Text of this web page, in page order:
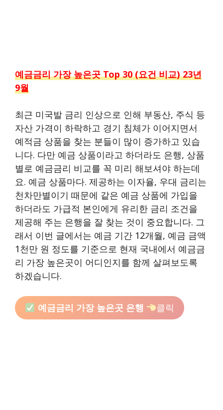
예금금리 가장 높은곳 Top 30 (요건 비교) 23년
9월
최근 미국발 금리 인상으로 인해 부동산, 주식 등
자산 가격이 하락하고 경기 침체가 이어지면서
예적금 상품을 찾는 분들이 많이 증가하고 있습
니다. 다만 예금 상품이라고 하더라도 은행, 상품
별로 예금금리 비교를 꼭 미리 해보셔야 하는데
요. 예금 상품마다. 제공하는 이자율, 우대 금리는
천차만별이기 때문에 같은 예금 상품에 가입을
하더라도 가급적 본인에게 유리한 금리 조건을
제공해 주는 은행을 잘 찾는 것이 중요합니다. 그
래서 이번 글에서는 예금 기간 12개월, 예금 금액
1천만 원 정도를 기준으로 현재 국내에서 예금금
리 가장 높은곳이 어디인지를 함께 살펴보도록
하겠습니다.
예금금리 가장 높은곳 은행 클릭